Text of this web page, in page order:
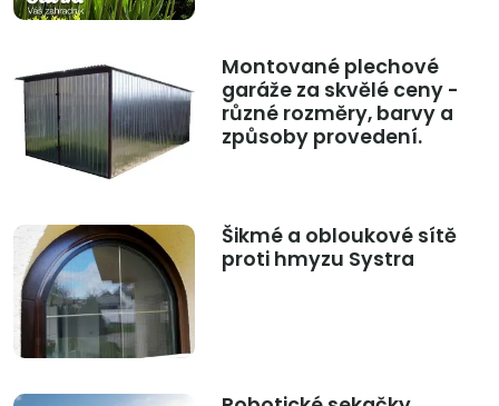
Montované plechové
garáže za skvělé ceny -
různé rozměry, barvy a
způsoby provedení.
Šikmé a obloukové sítě
proti hmyzu Systra